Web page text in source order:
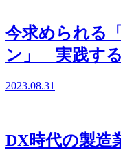
今求められる
ン」 実践す
2023.08.31
DX時代の製造